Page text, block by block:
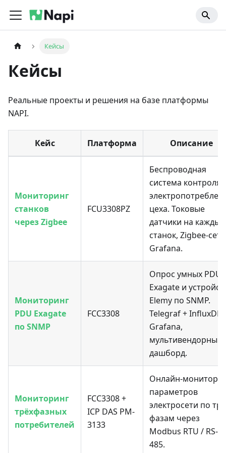
Кейсы
Кейсы
Реальные проекты и решения на базе платформы
NAPI.
Кейс Платформа Описание
Мониторинг
станков
через Zigbee
FCU3308PZ
Беспроводная
система контроля
цеха. Токовые
датчики на каждый
станок, Zigbee-
Grafana.
Мониторинг
PDU Exagate
по SNMP
FCC3308
Опрос умных PDU
Exagate и
Elemy по SNMP.
Telegraf + InfluxDB
Grafana,
мультивендорный
дашборд.
Мониторинг
трёхфазных
потребителей
FCC3308 +
ICP DAS PM-
3133
Онлайн-
параметров
электросети по
фазам через
Modbus RTU / RS-
485.